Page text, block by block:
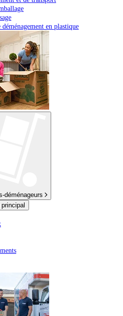
en plastique
déménageurs